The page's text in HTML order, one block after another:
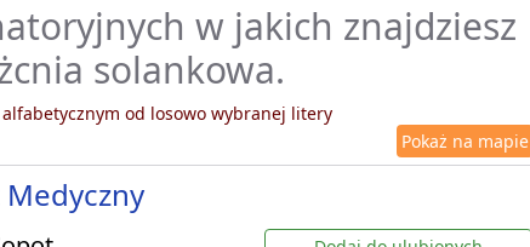
w jakich znajdziesz
solankowa.
od losowo wybranej litery
Pokaż na mapie